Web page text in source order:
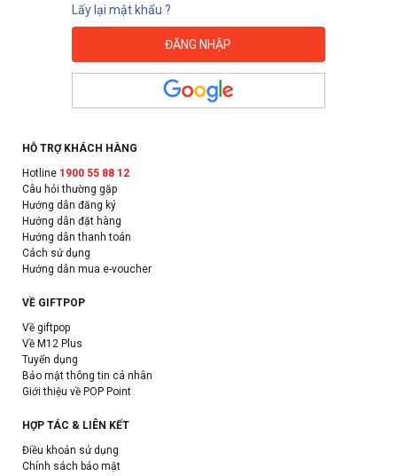
Lấy lại mật khẩu ?
HỖ TRỢ KHÁCH HÀNG
Hotline 1900 55 88 12
Câu hỏi thường gặp
Hướng dẫn đăng ký
Hướng dẫn đặt hàng
Hướng dẫn thanh toán
Cách sử dụng
Hướng dẫn mua e-voucher
VỀ GIFTPOP
Về giftpop
Về M12 Plus
Tuyển dụng
Bảo mật thông tin cá nhân
Giới thiệu về POP Point
HỢP TÁC & LIÊN KẾT
Điều khoản sử dụng
Chính sách bảo mật